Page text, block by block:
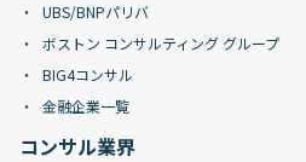
UBS/BNPパリバ
ボストン コンサルティング グループ
BIG4コンサル
金融企業一覧
コンサル業界